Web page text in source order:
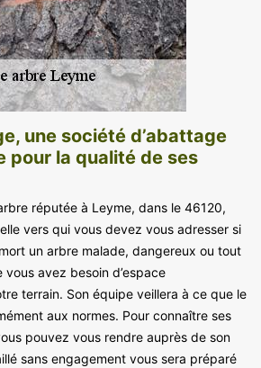
une société d’abattage
pour la qualité de ses
réputée à Leyme, dans le 46120,
vers qui vous devez vous adresser si
un arbre malade, dangereux ou tout
avez besoin d’espace
terrain. Son équipe veillera à ce que le
aux normes. Pour connaître ses
pouvez vous rendre auprès de son
sans engagement vous sera préparé